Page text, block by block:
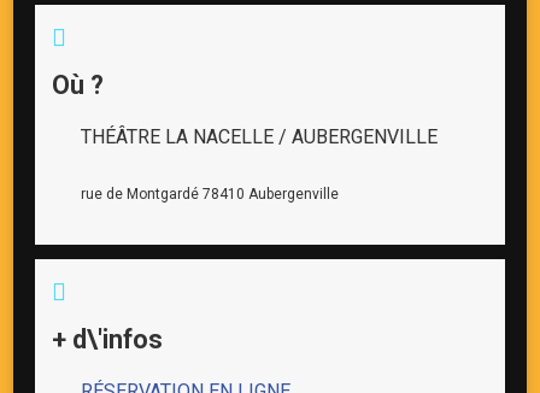
Où ?
THÉÂTRE LA NACELLE / AUBERGENVILLE
rue de Montgardé 78410 Aubergenville
+ d\'infos